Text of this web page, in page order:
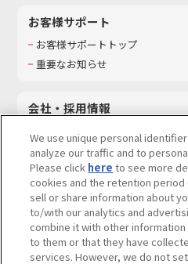
お客様サポート
お客様サポートトップ
重要なお知らせ
会社・採用情報
採用情報
サステナビリティ
お問い合わせ
ウェブサイトご利用条件 ソーシャルメデ
We use unique personal
analyze our traffic and to
Please click here to see more
cookies and the retention period
sell or share information about
to/with our analytics and
combine it with other
to them or that they have
services. However, we do not